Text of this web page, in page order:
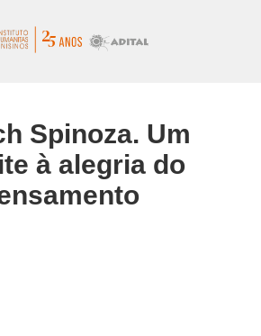
Spinoza. Um
à alegria do